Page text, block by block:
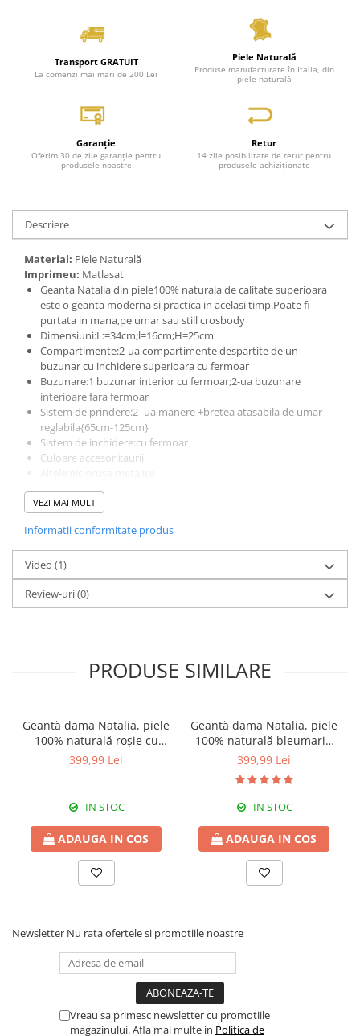
Transport GRATUIT
La comenzi mai mari de 200 Lei
Piele Naturală
Produse manufacturate în Italia, din
piele naturală
Garanție
Oferim 30 de zile garanție pentru
produsele noastre
Retur
14 zile posibilitate de retur pentru
produsele achiziționate
Descriere
Material: Piele Naturală
Imprimeu: Matlasat
Geanta Natalia din piele100% naturala de calitate superioara
este o geanta moderna si practica in acelasi timp.Poate fi
purtata in mana,pe umar sau still crosbody
Dimensiuni:L:=34cm;l=16cm;H=25cm
Compartimente:2-ua compartimente despartite de un
buzunar cu inchidere superioara cu fermoar
Buzunare:1 buzunar interior cu fermoar;2-ua buzunare
interioare fara fermoar
Sistem de prindere:2 -ua manere +bretea atasabila de umar
reglabila{65cm-125cm}
Sistem de inchidere:cu fermoar
Culoare accesorii:aurii
Produs lucrat manual in Italia din materiale de calitate
superioara
VEZI MAI MULT
Informatii conformitate produs
Video (1)
Review-uri(0)
PRODUSE SIMILARE
Geantă dama Natalia, piele
100% naturală roșie cu
aspect matlasat 8001
399,99 Lei
IN STOC
ADAUGA IN COS
Geantă dama Natalia, piele
100% naturală bleumarin
cu aspect matlasat,lant
auriu 8001
399,99 Lei
IN STOC
ADAUGA IN COS
Newsletter Nu rata ofertele si promotiile noastre
Vreau sa primesc newsletter cu promotiile
magazinului. Afla mai multe in Politica de